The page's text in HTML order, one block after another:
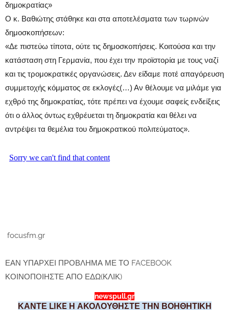
δημοκρατίας»
Ο κ. Βαθιώτης στάθηκε και στα αποτελέσματα των τωρινών
δημοσκοπήσεων:
«Δε πιστεύω τίποτα, ούτε τις δημοσκοπήσεις. Κοιτούσα και την
κατάσταση στη Γερμανία, που έχει την προϊστορία με τους ναζί
και τις τρομοκρατικές οργανώσεις. Δεν είδαμε ποτέ απαγόρευση
συμμετοχής κόμματος σε εκλογές(…) Αν θέλουμε να μιλάμε για
εχθρό της δημοκρατίας, τότε πρέπει να έχουμε σαφείς ενδείξεις
ότι ο άλλος όντως εχθρέυεται τη δημοκρατία και θέλει να
αντρέψει τα θεμέλια του δημοκρατικού πολιτεύματος».
focusfm.gr
ΕΑΝ ΥΠΑΡΧΕΙ ΠΡΟΒΛΗΜΑ ΜΕ ΤΟ FACEBOOK
ΚΟΙΝΟΠΟΙΗΣΤΕ ΑΠΟ ΕΔΩ(ΚΛΙΚ)
newspull.gr
ΚΑΝΤΕ LIKE Η ΑΚΟΛΟΥΘΗΣΤΕ ΤΗΝ ΒΟΗΘΗΤΙΚΗ